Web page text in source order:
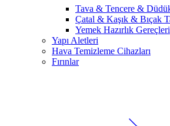
Tava & Tencere &
Çatal & Kaşık & Bıçak
Yemek Hazırlık Gereçleri
Yapı Aletleri
Hava Temizleme Cihazları
Fırınlar